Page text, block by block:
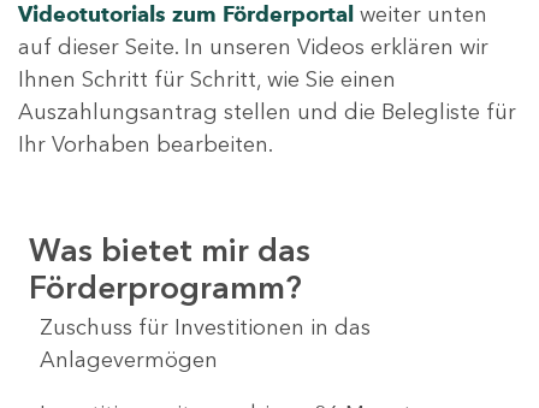
Videotutorials zum Förderportal weiter unten
auf dieser Seite. In unseren Videos erklären wir
Ihnen Schritt für Schritt, wie Sie einen
Auszahlungsantrag stellen und die Belegliste für
Ihr Vorhaben bearbeiten.
Was bietet mir das
Förderprogramm?
Zuschuss für Investitionen in das
Anlagevermögen